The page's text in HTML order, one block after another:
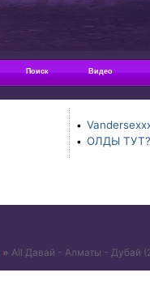
Поиск Видео
•
• ОЛДЫ
» All Давай - Алматы - Дубай